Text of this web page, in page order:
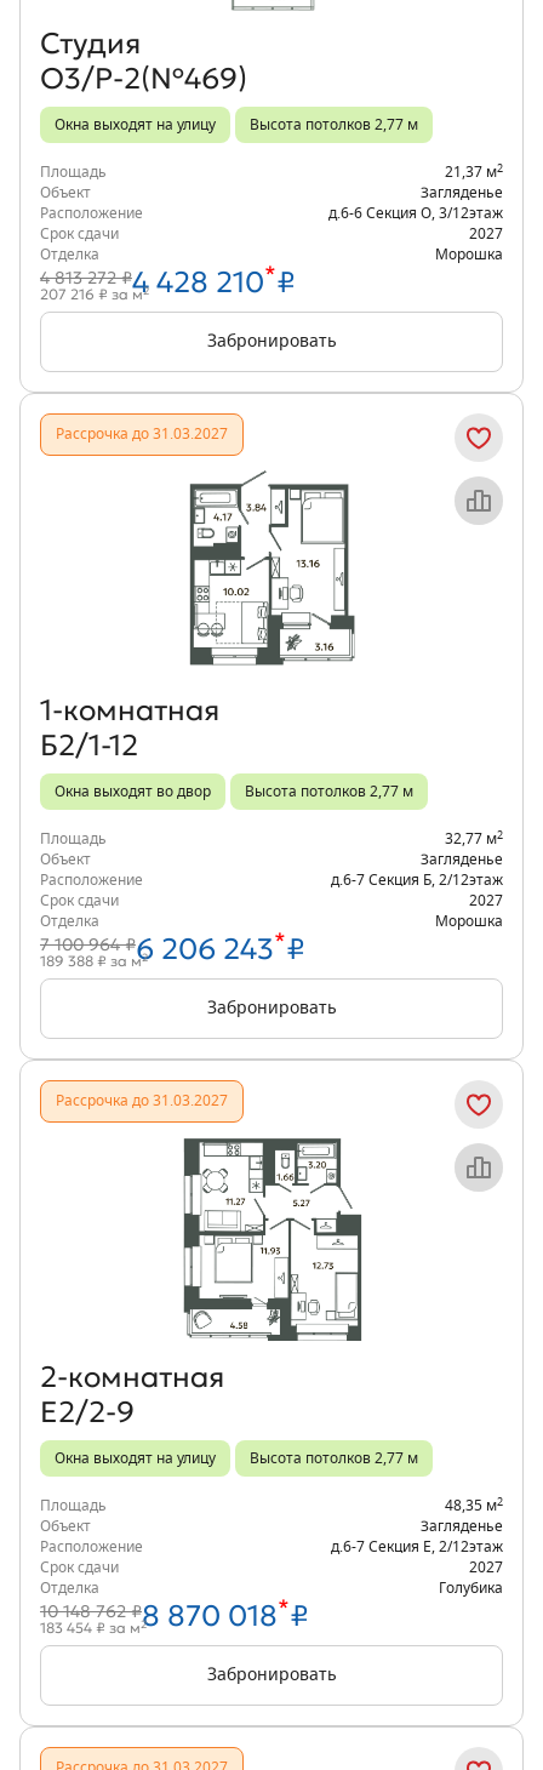
Студия
О3/Р-2(№469)
Окна выходят на улицу Высота потолков 2,77 м
Площадь 21,37 м2
Объект
Загляденье
Расположение
д.6-6 Секция О 3/12этаж
Срок сдачи
2027
Отделка
Морошка
4 813 272 ₽4 428 210*₽
207 216 ₽ за м2
Забронировать
Рассрочка до 31.03.2027
Объект месяца
1‑комнатная
Б2/1-12
Окна выходят во двор Высота потолков 2,77 м
Площадь 32,77 м2
Объект
Загляденье
Расположение
д.6-7 Секция Б 2/12этаж
Срок сдачи
2027
Отделка
Морошка
7 100 964 ₽6 206 243*₽
189 388 ₽ за м2
Забронировать
Рассрочка до 31.03.2027
Объект месяца
2‑комнатная
Е2/2-9
Окна выходят на улицу Высота потолков 2,77 м
Площадь 48,35 м2
Объект
Загляденье
Расположение
д.6-7 Секция Е 2/12этаж
Срок сдачи
2027
Отделка
Голубика
10 148 762 ₽8 870 018*₽
183 454 ₽ за м2
Забронировать